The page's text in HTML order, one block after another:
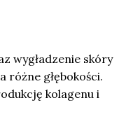
wygładzenie skóry
różne głębokości.
kolagenu i